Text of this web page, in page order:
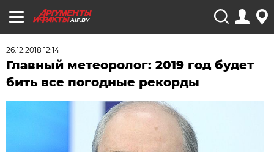
AIF.BY
26.12.2018 12:14
Главный метеоролог: 2019 год будет
бить все погодные рекорды